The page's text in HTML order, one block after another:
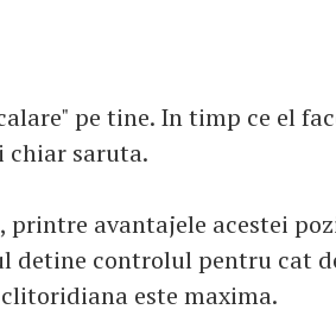
pe tine. In timp ce el
chiar saruta.
, printre avantajele acestei
detine controlul pentru cat
este maxima.